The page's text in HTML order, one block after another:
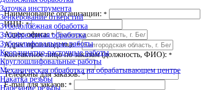
Заточка инструмента
Зенкерование отверстий
Зубодолбёжная обработка
Зубофрезерная обработка
Зубошлифовальные работы
Координатно-расточные работы
Круглошлифовальные работы
Механическая обработка на обрабатывающем центре
Накатка резьбы
Нарезание резьбы
Наименование организации: *
ИНН:*
Адрес офиса:*
Адрес производства:*
Контактное лицо по заказам (должность, ФИО): *
Телефоны для заказов:*
E-mail для заказов: *